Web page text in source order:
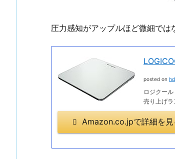
圧力感知がアップルほど微細では
posted on
ロジクー
売り上げラ
Amazon.co.jpで詳細を見